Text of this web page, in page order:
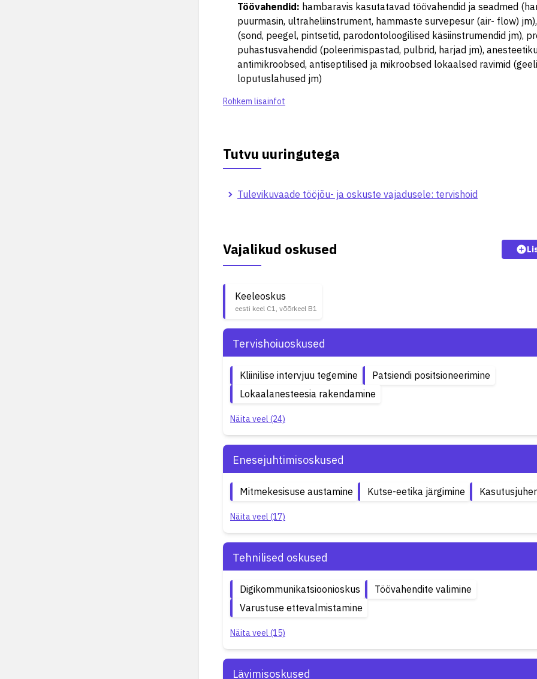
Töövahendid: hambaravis kasutatavad töövahendid ja seadmed
puurmasin, ultraheliinstrument, hammaste survepesur (air- flow)
(sond, peegel, pintsetid, parodontoloogilised käsiinstrumendid jm),
puhastusvahendid (poleerimispastad, pulbrid, harjad jm),
antimikroobsed, antiseptilised ja mikroobsed lokaalsed ravimid
loputuslahused jm)
Rohkem lisainfot
Tutvu uuringutega
Tulevikuvaade tööjõu- ja oskuste vajadusele: tervishoid
Vajalikud oskused
Keeleoskus
eesti keel C1, võõrkeel B1
Tervishoiuoskused
Kliinilise intervjuu tegemine
Patsiendi positsioneerimine
Lokaalanesteesia rakendamine
Näita veel (24)
Enesejuhtimisoskused
Mitmekesisuse austamine Kutse-eetika järgimine
Näita veel (17)
Tehnilised oskused
Digikommunikatsioonioskus
Töövahendite valimine
Varustuse ettevalmistamine
Näita veel (15)
Lävimisoskused